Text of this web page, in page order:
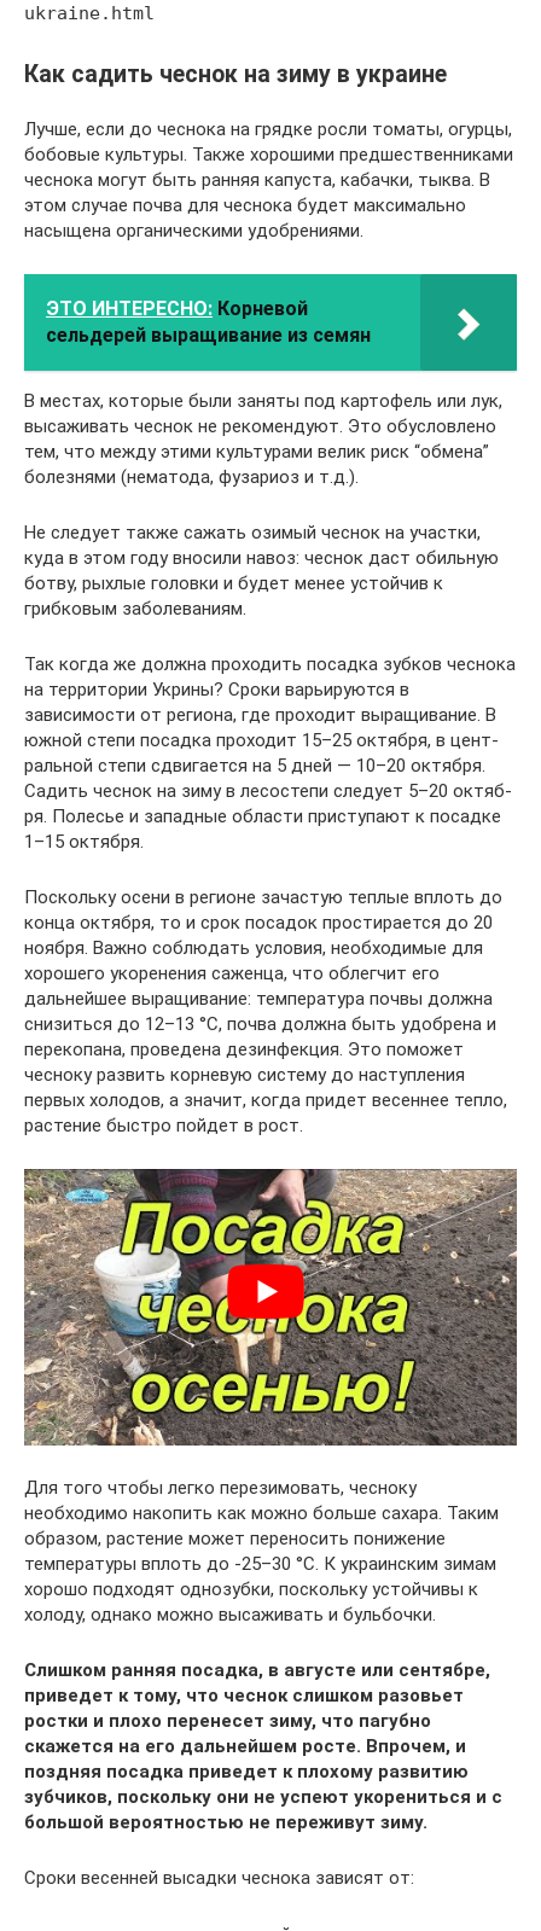
ukraine.html
Как садить чеснок на зиму в украине
Лучше, если до чеснока на грядке росли томаты, огурцы,
бобовые культуры. Также хорошими предшественниками
чеснока могут быть ранняя капуста, кабачки, тыква. В
этом случае почва для чеснока будет максимально
насыщена органическими удобрениями.
ЭТО ИНТЕРЕСНО: Корневой
сельдерей выращивание из семян
В местах, которые были заняты под картофель или лук,
высаживать чеснок не рекомендуют. Это обусловлено
тем, что между этими культурами велик риск “обмена”
болезнями (нематода, фузариоз и т.д.).
Не следует также сажать озимый чеснок на участки,
куда в этом году вносили навоз: чеснок даст обильную
ботву, рыхлые головки и будет менее устойчив к
грибковым заболеваниям.
Так когда же должна проходить посадка зуб­ков чес­но­ка
на территории Укрины? Сроки варьируются в
зависимости от региона, где проходит выращивание. В
юж­ной сте­пи посадка проходит 15–25 ок­тя­б­ря, в цен­т­
раль­ной сте­пи сдвигается на 5 дней — 10–20 ок­тя­б­ря.
Садить чеснок на зиму в ле­со­сте­пи следует 5–20 ок­тя­б­
ря. По­ле­сье и западные области приступают к посадке
1–15 ок­тя­б­ря.
Поскольку осени в регионе зачастую теплые вплоть до
конца октября, то и срок посадок простирается до 20
ноября. Важно соблюдать условия, необходимые для
хорошего укоренения саженца, что облегчит его
дальнейшее выращивание: температура почвы должна
снизиться до 12–13 °С, почва должна быть удобрена и
перекопана, проведена дезинфекция. Это поможет
чесноку развить корневую систему до наступления
первых холодов, а значит, когда придет весеннее тепло,
растение быстро пойдет в рост.
Для того чтобы легко перезимовать, чесноку
необходимо накопить как можно больше сахара. Таким
образом, растение может переносить понижение
температуры вплоть до -25–30 °С. К украинским зимам
хорошо подходят однозубки, поскольку устойчивы к
холоду, однако можно высаживать и бульбочки.
Слишком ранняя посадка, в августе или сентябре,
приведет к тому, что чеснок слишком разовьет
ростки и плохо перенесет зиму, что пагубно
скажется на его дальнейшем росте. Впрочем, и
поздняя посадка приведет к плохому развитию
зубчиков, поскольку они не успеют укорениться и с
большой вероятностью не переживут зиму.
Сроки весенней высадки чеснока зависят от: